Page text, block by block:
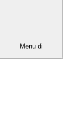
Menu di